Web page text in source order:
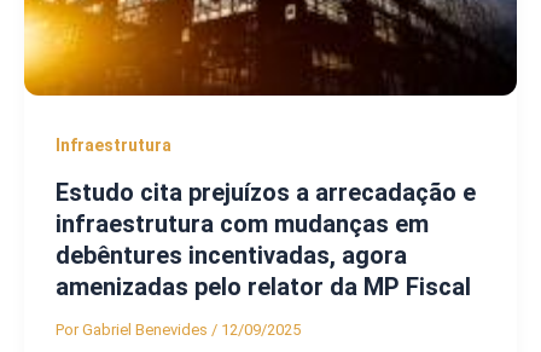
Infraestrutura
Estudo cita prejuízos a arrecadação e
infraestrutura com mudanças em
debêntures incentivadas, agora
amenizadas pelo relator da MP Fiscal
PorGabriel Benevides / 12/09/2025